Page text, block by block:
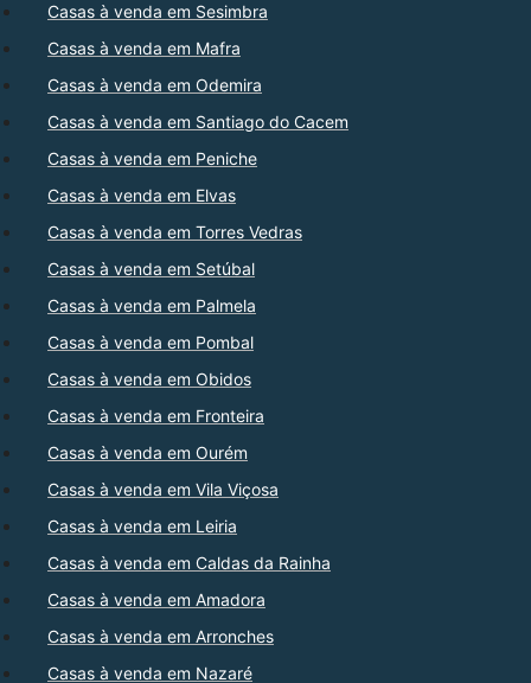
Casas à venda em Sesimbra
Casas à venda em Mafra
Casas à venda em Odemira
Casas à venda em Santiago do Cacem
Casas à venda em Peniche
Casas à venda em Elvas
Casas à venda em Torres Vedras
Casas à venda em Setúbal
Casas à venda em Palmela
Casas à venda em Pombal
Casas à venda em Obidos
Casas à venda em Fronteira
Casas à venda em Ourém
Casas à venda em Vila Viçosa
Casas à venda em Leiria
Casas à venda em Caldas da Rainha
Casas à venda em Amadora
Casas à venda em Arronches
Casas à venda em Nazaré